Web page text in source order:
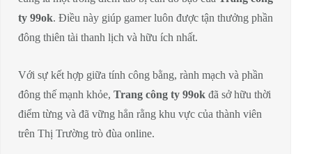
ty 99ok. Điều này giúp gamer luôn được tận thưởng phần
đông thiên tài thanh lịch và hữu ích nhất.
Với sự kết hợp giữa tính công bằng, rành mạch và phần
đông thế mạnh khỏe, Trang công ty 99ok đã sở hữu thời
điểm từng và đã vững hẳn rằng khu vực của thành viên
trên Thị Trường trò đùa online.